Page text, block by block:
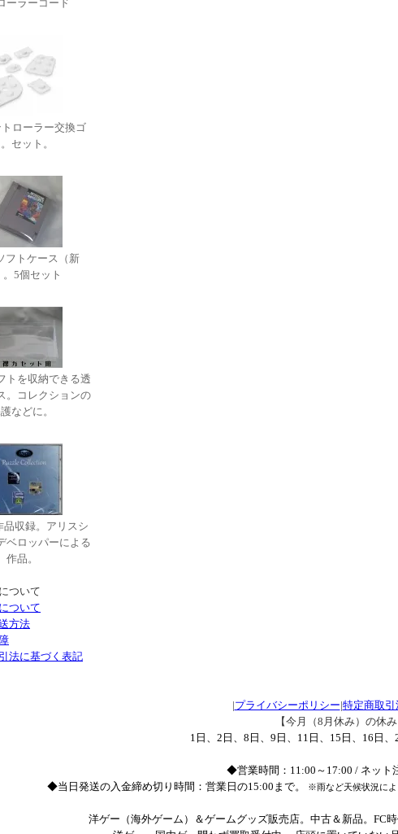
ーラーコード
ローラー交換ゴ
セット。
フトケース（新
。5個セット
トを収納できる透
。コレクションの
などに。
品収録。アリスシ
ベロッパーによる
作品。
ついて
ついて
方法
法に基づく表記
|プライバシーポリシー|特定商取
【今月（8月休み）の休み
1日、2日、8日、9日、11日、15日、16日、
◆営業時間：11:00～17:00 / ネット
◆当日発送の入金締め切り時間：営業日の15:00まで。
※雨など天候状況によ
洋ゲー（海外ゲーム）＆ゲームグッズ販売店。中古＆新品。FC